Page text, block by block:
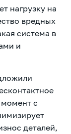
нагрузку на
вредных
система в
и
с
деталей,